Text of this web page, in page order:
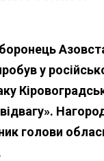
у
голови